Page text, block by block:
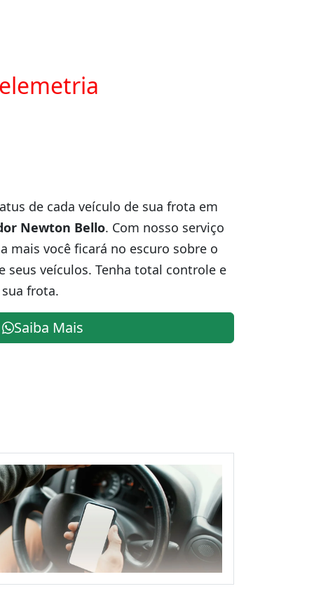
de cada veículo de sua frota em
Newton Bello. Com nosso serviço
mais você ficará no escuro sobre o
seus veículos. Tenha total controle e
frota.
Saiba Mais